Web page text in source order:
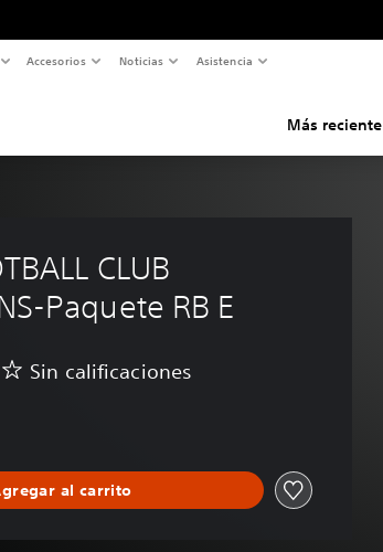
Accesorios Noticias Asistencia
Más reciente
CLUB
Paquete RB E
Sin calificaciones
al carrito